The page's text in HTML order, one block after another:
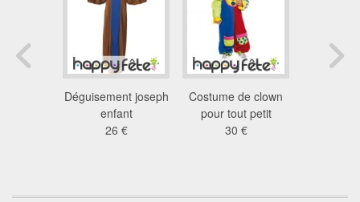
Déguisement joseph
enfant
26 €
Costume de clown
pour tout petit
30 €